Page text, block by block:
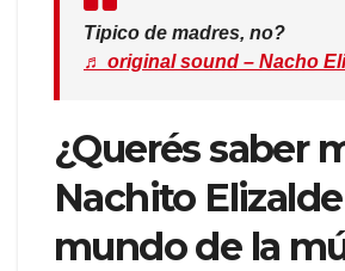
Tipico de madres, no?
♬ original sound – Nacho
¿Querés saber
Nachito
mundo de la